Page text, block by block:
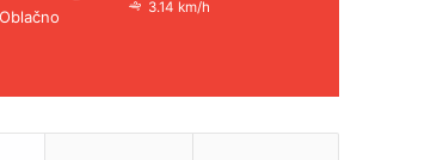
Oblačno
3.14 km/h